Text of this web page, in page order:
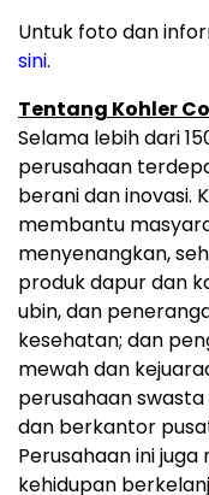
Untuk foto dan
sini.
Tentang Kohler
Selama lebih dari
perusahaan
berani dan inovasi.
membantu
menyenangkan,
produk dapur dan
ubin, dan
kesehatan; dan
mewah dan
perusahaan
dan berkantor
Perusahaan ini
kehidupan